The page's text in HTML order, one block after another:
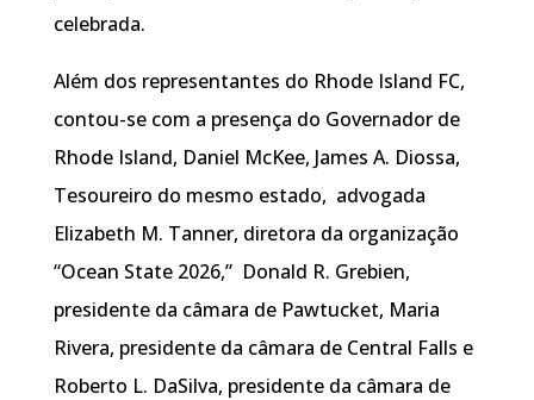
celebrada.
Além dos representantes do Rhode Island FC,
contou-se com a presença do Governador de
Rhode Island, Daniel McKee, James A. Diossa,
Tesoureiro do mesmo estado, advogada
Elizabeth M. Tanner, diretora da organização
“Ocean State 2026,” Donald R. Grebien,
presidente da câmara de Pawtucket, Maria
Rivera, presidente da câmara de Central Falls e
Roberto L. DaSilva, presidente da câmara de